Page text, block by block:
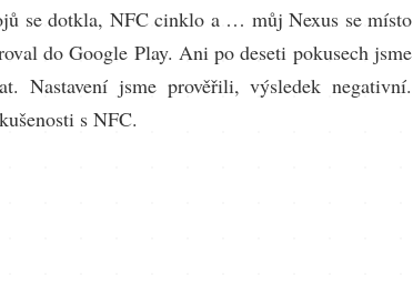
se dotkla, NFC cinklo a … můj Nexus se místo
do Google Play. Ani po deseti pokusech jsme
Nastavení jsme prověřili, výsledek negativní.
s NFC.